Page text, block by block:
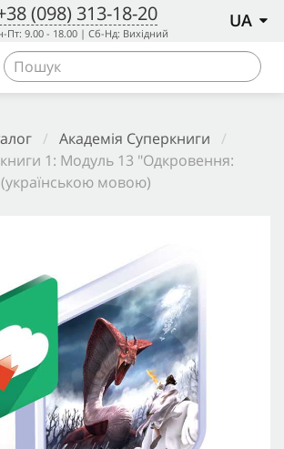
(098) 313-18-20
Пт: 9.00 - 18.00 | Сб-Нд: Вихідний
UA
/ Академія Суперкниги /
1: Модуль 13 "Одкровення:
мовою)